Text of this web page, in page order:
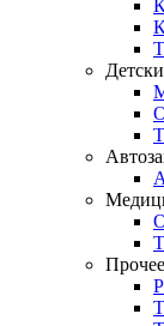
Прочее